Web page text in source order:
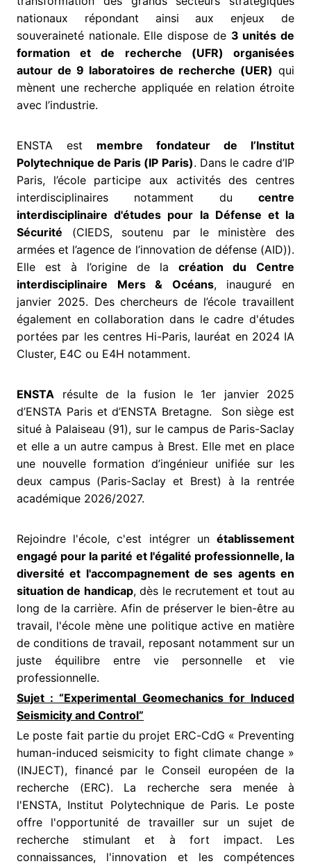
nationaux répondant ainsi aux enjeux de
souveraineté nationale. Elle dispose de 3 unités de
formation et de recherche (UFR) organisées
autour de 9 laboratoires de recherche (UER) qui
mènent une recherche appliquée en relation étroite
avec l’industrie.
ENSTA est membre fondateur de l’Institut
Polytechnique de Paris (IP Paris). Dans le cadre d’IP
Paris, l’école participe aux activités des centres
interdisciplinaires notamment du centre
interdisciplinaire d'études pour la Défense et la
Sécurité (CIEDS, soutenu par le ministère des
armées et l’agence de l’innovation de défense (AID)).
Elle est à l’origine de la création du
Centre
interdisciplinaire Mers & Océans, inauguré en
janvier 2025. Des chercheurs de l’école travaillent
également en collaboration dans le cadre d'études
portées par les centres Hi-Paris, lauréat en 2024 IA
Cluster, E4C ou E4H notamment.
ENSTA résulte de la fusion le 1er janvier 2025
d’ENSTA Paris et d’ENSTA Bretagne. Son siège est
situé à Palaiseau (91), sur le campus de Paris-Saclay
et elle a un autre campus à Brest. Elle met en place
une nouvelle formation d’ingénieur unifiée sur les
deux campus (Paris-Saclay et Brest) à la rentrée
académique 2026/2027.
Rejoindre l'école, c'est intégrer un établissement
engagé pour la parité et l'égalité professionnelle, la
diversité et l'accompagnement de ses agents en
situation de handicap, dès le recrutement et tout au
long de la carrière. Afin de préserver le bien-être au
travail, l'école mène une politique active en matière
de conditions de travail, reposant notamment sur un
juste équilibre entre vie personnelle et vie
professionnelle.
Sujet : “Experimental Geomechanics for Induced
Seismicity and Control”
Le poste fait partie du projet ERC-CdG « Preventing
human-induced seismicity to fight climate change »
(INJECT), financé par le Conseil européen de la
recherche (ERC). La recherche sera menée à
l'ENSTA, Institut Polytechnique de Paris. Le poste
offre l'opportunité de travailler sur un sujet de
recherche stimulant et à fort impact. Les
connaissances, l'innovation et les compétences